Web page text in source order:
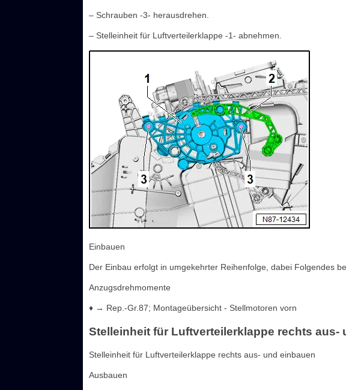
– Schrauben -3- herausdrehen.
– Stelleinheit für Luftverteilerklappe -1- abnehmen.
Einbauen
Der Einbau erfolgt in umgekehrter Reihenfolge, dabei Folgendes
Anzugsdrehmomente
♦ → Rep.-Gr.87; Montageübersicht - Stellmotoren vorn
Stelleinheit für Luftverteilerklappe rechts aus-
Stelleinheit für Luftverteilerklappe rechts aus- und einbauen
Ausbauen